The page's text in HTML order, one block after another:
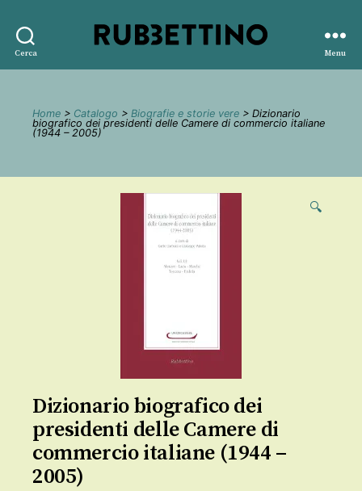
Cerca
editore
Menu
Home > Catalogo > Biografie e storie vere > Dizionario
biografico dei presidenti delle Camere di commercio italiane
(1944 – 2005)
🔍
Dizionario biografico dei
presidenti delle Camere di
commercio italiane (1944 –
2005)